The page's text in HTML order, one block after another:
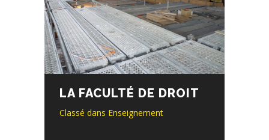
LA FACULTÉ DE DROIT
Classé dans Enseignement